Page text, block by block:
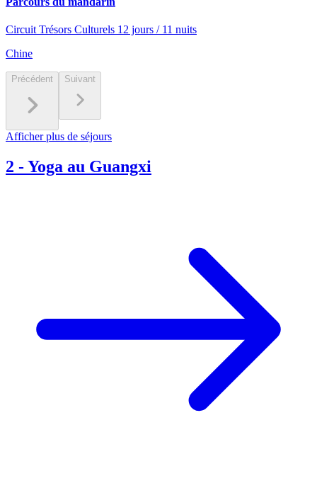
Circuit Trésors Culturels 12 jours / 11 nuits
Chine
Précédent Suivant
Afficher plus de séjours
2 -Yoga au Guangxi